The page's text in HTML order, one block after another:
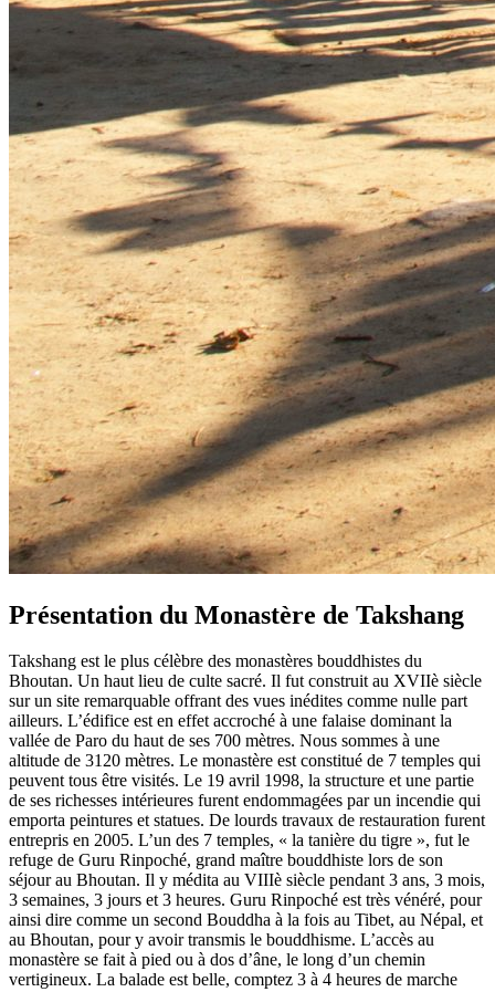
Présentation du Monastère de Takshang
Takshang est le plus célèbre des monastères bouddhistes du
Bhoutan. Un haut lieu de culte sacré. Il fut construit au XVIIè siècle
sur un site remarquable offrant des vues inédites comme nulle part
ailleurs. L’édifice est en effet accroché à une falaise dominant la
vallée de Paro du haut de ses 700 mètres. Nous sommes à une
altitude de 3120 mètres. Le monastère est constitué de 7 temples qui
peuvent tous être visités. Le 19 avril 1998, la structure et une partie
de ses richesses intérieures furent endommagées par un incendie qui
emporta peintures et statues. De lourds travaux de restauration furent
entrepris en 2005. L’un des 7 temples, « la tanière du tigre », fut le
refuge de Guru Rinpoché, grand maître bouddhiste lors de son
séjour au Bhoutan. Il y médita au VIIIè siècle pendant 3 ans, 3 mois,
3 semaines, 3 jours et 3 heures. Guru Rinpoché est très vénéré, pour
ainsi dire comme un second Bouddha à la fois au Tibet, au Népal, et
au Bhoutan, pour y avoir transmis le bouddhisme. L’accès au
monastère se fait à pied ou à dos d’âne, le long d’un chemin
vertigineux. La balade est belle, comptez 3 à 4 heures de marche